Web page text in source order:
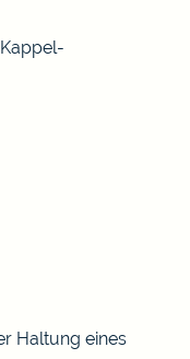
Haltung eines